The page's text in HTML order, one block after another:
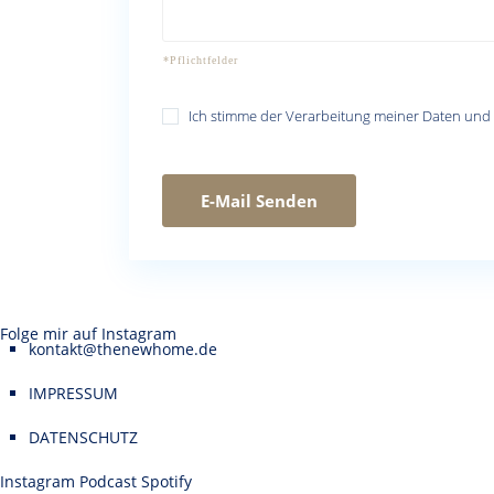
Ich stimme der Verarbeitung meiner Daten
Folge mir auf Instagram
kontakt@thenewhome.de
IMPRESSUM
DATENSCHUTZ
Instagram Podcast Spotify